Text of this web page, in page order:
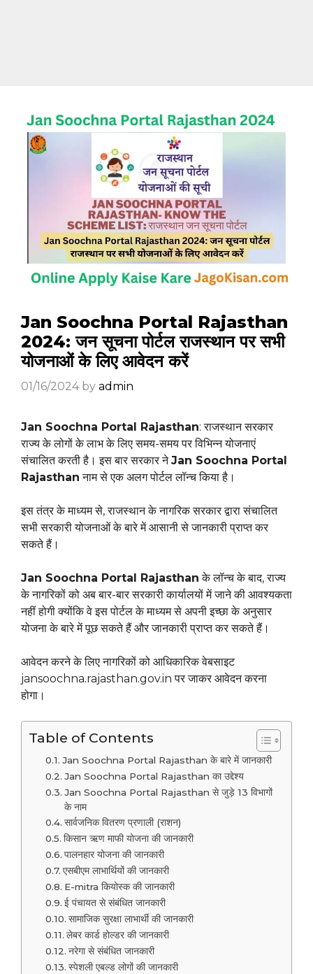
Jan Soochna Portal Rajasthan
2024: जन सूचना पोर्टल राजस्थान पर सभी
योजनाओं के लिए आवेदन करें
01/16/2024 by admin
Jan Soochna Portal Rajasthan: राजस्थान सरकार
राज्य के लोगों के लाभ के लिए समय-समय पर विभिन्न योजनाएं
संचालित करती है। इस बार सरकार नेJan Soochna Portal
Rajasthan नाम से एक अलग पोर्टल लॉन्च किया है।
इस तंत्र के माध्यम से, राजस्थान के नागरिक सरकार द्वारा संचालित
सभी सरकारी योजनाओं के बारे में आसानी से जानकारी प्राप्त कर
सकते हैं।
Jan Soochna Portal Rajasthan के लॉन्च के बाद, राज्य
के नागरिकों को अब बार-बार सरकारी कार्यालयों में जाने की आवश्यकता
नहीं होगी क्योंकि वे इस पोर्टल के माध्यम से अपनी इच्छा के अनुसार
योजना के बारे में पूछ सकते हैं और जानकारी प्राप्त कर सकते हैं।
आवेदन करने के लिए नागरिकों को आधिकारिक वेबसाइट
jansoochna.rajasthan.gov.in पर जाकर आवेदन करना
होगा।
Table of Contents
Jan Soochna Portal Rajasthan के बारे में जानकारी
Jan Soochna Portal Rajasthan का उद्देश्य
Jan Soochna Portal Rajasthan से जुड़े 13 विभागों
के नाम
सार्वजनिक वितरण प्रणाली (राशन)
किसान ऋण माफी योजना की जानकारी
पालनहार योजना की जानकारी
एसबीएम लाभार्थियों की जानकारी
E-mitra कियोस्क की जानकारी
ई पंचायत से संबंधित जानकारी
सामाजिक सुरक्षा लाभार्थी की जानकारी
लेबर कार्ड होल्डर की जानकारी
नरेगा से संबंधित जानकारी
स्पेशली एबल्ड लोगों की जानकारी